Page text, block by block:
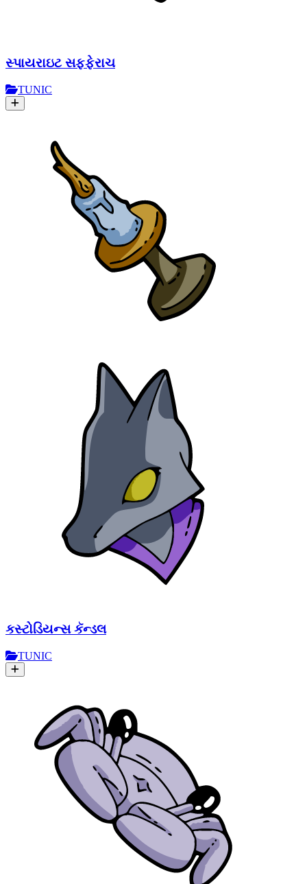
સ્પાયરાઇટ સફ્ફેરાચ
TUNIC
કસ્ટોડિયન્સ કૅન્ડલ
TUNIC